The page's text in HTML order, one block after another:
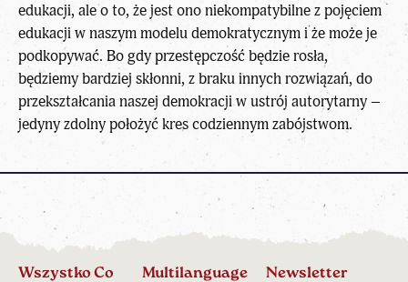
edukacji, ale o to, że jest ono niekompatybilne z pojęciem
edukacji w naszym modelu demokratycznym i że może je
podkopywać. Bo gdy przestępczość będzie rosła,
będziemy bardziej skłonni, z braku innych rozwiązań, do
przekształcania naszej demokracji w ustrój autorytarny –
jedyny zdolny położyć kres codziennym zabójstwom.
Wszystko Co
Multilanguage Newsletter